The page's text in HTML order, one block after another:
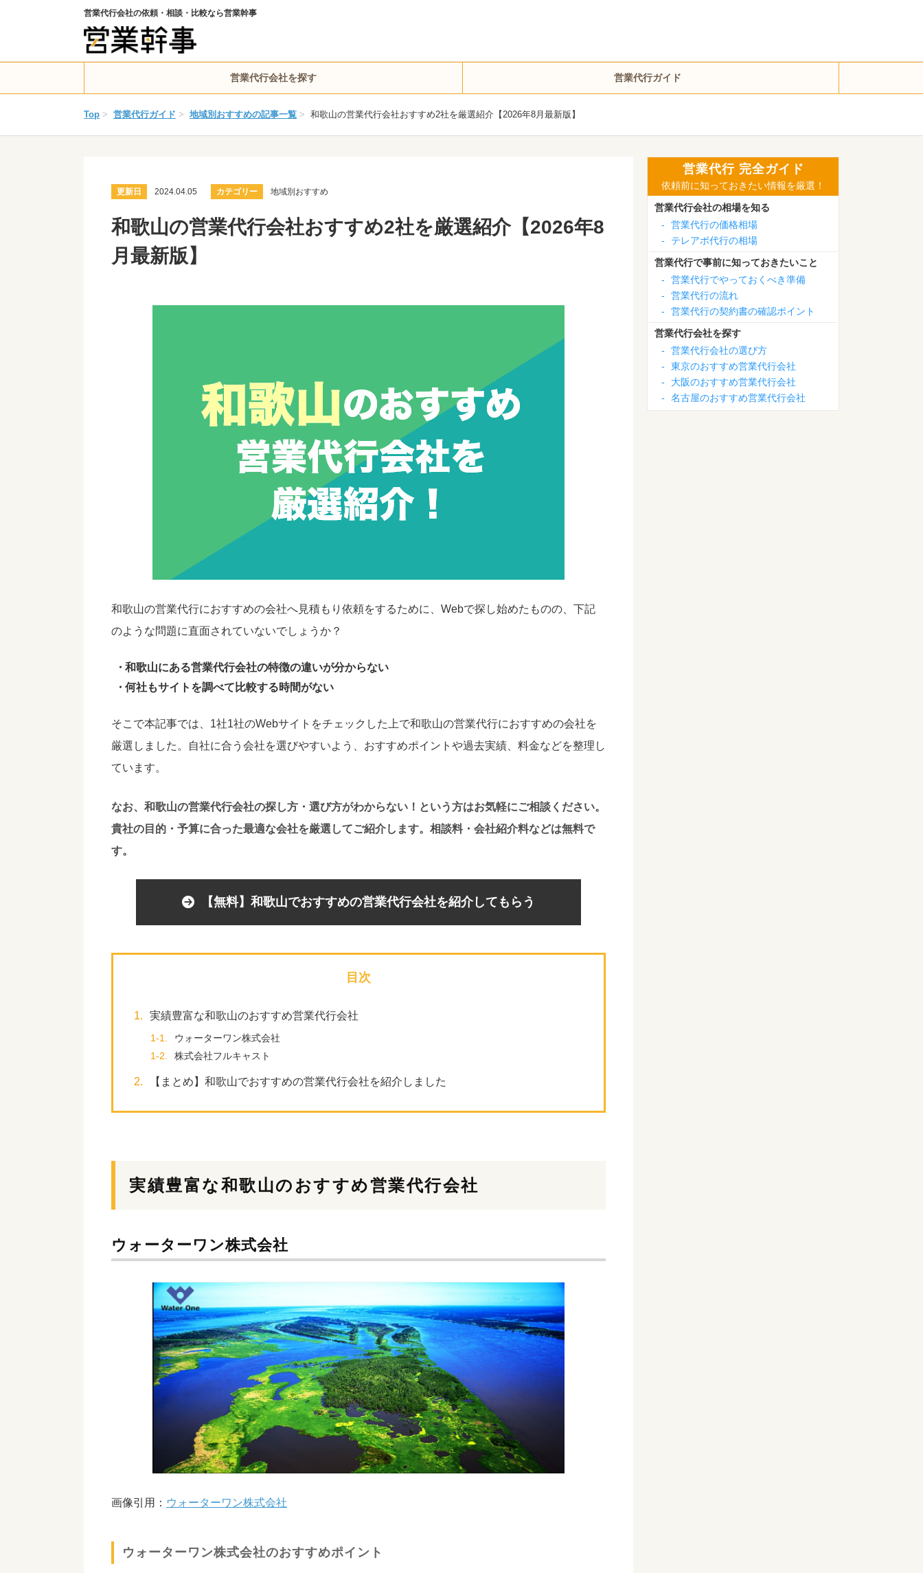
営業代行会社の依頼・相談・比較なら営業幹事
営業代行会社を探す 営業代行ガイド
Top > 営業代行ガイド > 地域別おすすめの記事一覧 > 和歌山の営業代行会社おすすめ2社を厳選紹介【2026年8月最新版】
更新日 2024.04.05 カテゴリー 地域別おすすめ
和歌山の営業代行会社おすすめ2社を厳選紹介【2026年8
月最新版】
和歌山の営業代行におすすめの会社へ見積もり依頼をするために、Webで探し始めたものの、下記
のような問題に直面されていないでしょうか？
和歌山にある営業代行会社の特徴の違いが分からない
何社もサイトを調べて比較する時間がない
そこで本記事では、1社1社のWebサイトをチェックした上で和歌山の営業代行におすすめの会社を
厳選しました。自社に合う会社を選びやすいよう、おすすめポイントや過去実績、料金などを整理し
ています。
なお、和歌山の営業代行会社の探し方・選び方がわからない！という方はお気軽にご相談ください。
貴社の目的・予算に合った最適な会社を厳選してご紹介します。相談料・会社紹介料などは無料で
す。
【無料】和歌山でおすすめの営業代行会社を紹介してもらう
目次
1. 実績豊富な和歌山のおすすめ営業代行会社
1-1.
ウォーターワン株式会社
1-2.
株式会社フルキャスト
2. 【まとめ】和歌山でおすすめの営業代行会社を紹介しました
実績豊富な和歌山のおすすめ営業代行会社
ウォーターワン株式会社
画像引用： ウォーターワン株式会社
ウォーターワン株式会社のおすすめポイント
営業代行 完全ガイド
依頼前に知っておきたい情報を厳選！
営業代行会社の相場を知る
-
営業代行の価格相場
-
テレアポ代行の相場
営業代行で事前に知っておきたいこと
-
営業代行でやっておくべき準備
-
営業代行の流れ
-
営業代行の契約書の確認ポイント
営業代行会社を探す
-
営業代行会社の選び方
-
東京のおすすめ営業代行会社
-
大阪のおすすめ営業代行会社
-
名古屋のおすすめ営業代行会社